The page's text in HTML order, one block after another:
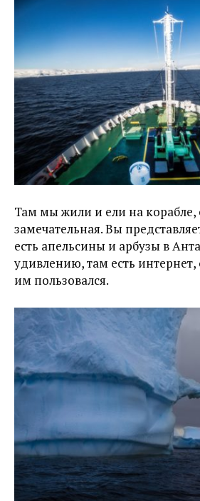
Там мы жили и ели на корабле,
замечательная. Вы
есть апельсины и арбузы в
удивлению, там есть
им пользовался.